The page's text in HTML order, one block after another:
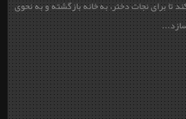
تا برای نجات دختر، به خانه بازگشته و به نحوی